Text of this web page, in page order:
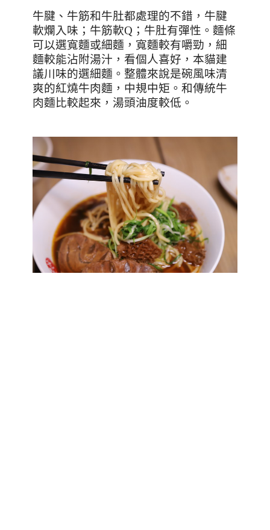
牛腱、牛筋和牛肚都處理的不錯，牛腱
軟爛入味；牛筋軟Q ；牛肚有彈性。麵條
可以選寬麵或細麵，寬麵較有嚼勁，細
麵較能沾附湯汁，看個人喜好，本貓建
議川味的選細麵。整體來說是碗風味清
爽的紅燒牛肉麵，中規中矩。和傳統牛
肉麵比較起來， 湯頭油度較低 。